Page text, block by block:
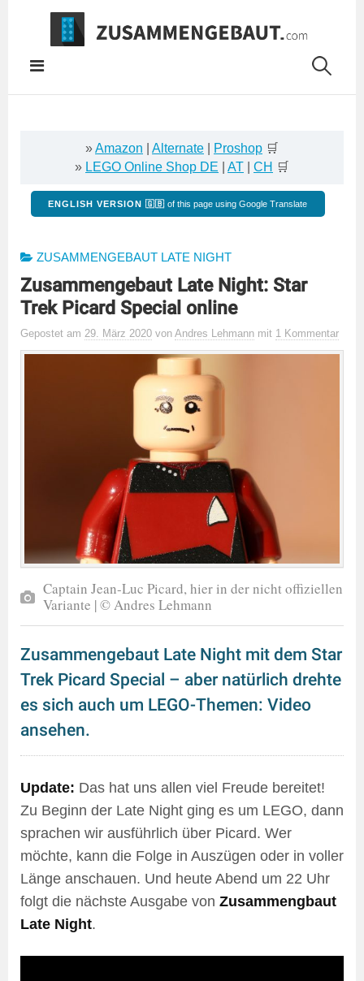
Springe
Inhalt
»Amazon Alternate Proshop 🛒
» LEGO Online Shop DE AT CH 🛒
ENGLISH VERSION 🇬🇧 of this page using Google Translate
ZUSAMMENGEBAUT LATE NIGHT
Zusammengebaut Late Night: Star
Trek Picard Special online
Gepostet am 29. März 2020 von Andres Lehmann mit 1 Kommentar
Captain Jean-Luc Picard, hier in der nicht offiziellen
Variante | © Andres Lehmann
Zusammengebaut Late Night mit dem Star
Trek Picard Special – aber natürlich drehte
es sich auch um LEGO-Themen: Video
ansehen.
Update: Das hat uns allen viel Freude bereitet!
Zu Beginn der Late Night ging es um LEGO, dann
sprachen wir ausführlich über Picard. Wer
möchte, kann die Folge in Auszügen oder in voller
Länge anschauen. Und heute Abend um 22 Uhr
folgt die nächste Ausgabe von Zusammengbaut
Late Night.